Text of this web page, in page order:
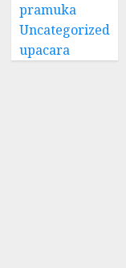
pramuka
Uncategorized
upacara